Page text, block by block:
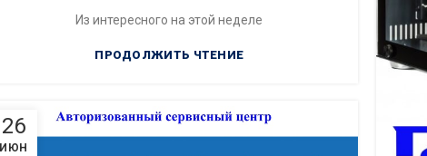
Из интересного на этой неделе
ПРОДОЛЖИТЬ ЧТЕНИЕ
26
ИЮН